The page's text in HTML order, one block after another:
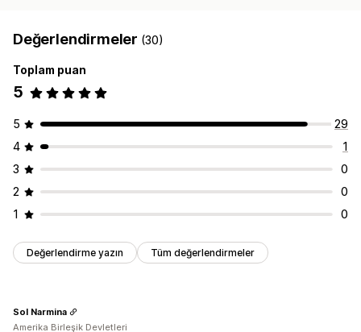
Değerlendirmeler (30)
Toplam puan
5
5
29
4
1
3
0
2
0
1
0
Değerlendirme yazın Tüm değerlendirmeler
Sol Narmina
Amerika Birleşik Devletleri